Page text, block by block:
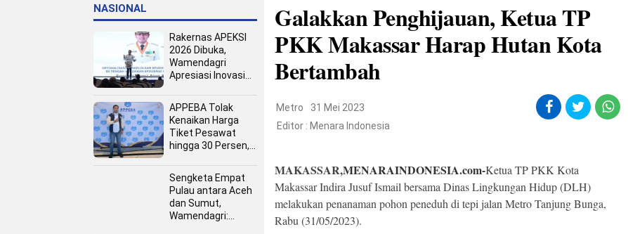
NASIONAL
Rakernas APEKSI
2026 Dibuka,
Wamendagri
Apresiasi Inovasi
APPEBA Tolak
Kenaikan Harga
Tiket Pesawat
hingga 30 Persen,
Umrah
Sengketa Empat
Pulau antara Aceh
dan Sumut,
Wamendagri:
Galakkan Penghijauan, Ketua TP
PKK Makassar Harap Hutan Kota
Bertambah
Metro
31 Mei 2023
Editor : Menara Indonesia
MAKASSAR,MENARAINDONESIA.com-Ketua TP PKK Kota
Makassar Indira Jusuf Ismail bersama Dinas Lingkungan Hidup (DLH)
melakukan penanaman pohon peneduh di tepi jalan Metro Tanjung Bunga,
Rabu (31/05/2023).